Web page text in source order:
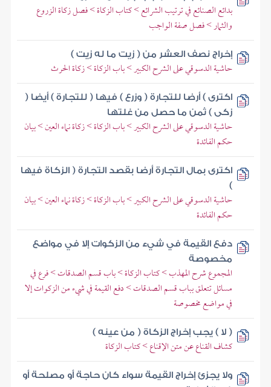
بدائع الصنائع في ترتيب الشرائع > كتاب الزكاة > فصل زكاة الزروع
والثمار > فصل صفة الواجب
إخراج نصف العشر من ( زيت ما له زيت )
حاشية الدسوقي على الشرح الكبير > باب الزكاة > زكاة الحرث
اكترى ) أرضا للتجارة ( وزرع ) فيها ( للتجارة ) أيضا (
زكى ) ثمن ما حصل من غلتها
حاشية الدسوقي على الشرح الكبير > باب الزكاة > زكاة نماء العين > بيان
حكم الفائدة
اكترى بمال التجارة أرضا بقصد التجارة ( الزكاة فيها
)
حاشية الدسوقي على الشرح الكبير > باب الزكاة > زكاة نماء العين > بيان
حكم الفائدة
دفع القيمة في شيء من الزكوات إلا في مواضع
مخصوصة
المجموع شرح المهذب > كتاب الزكاة > باب قسم الصدقات > فرع في
مسائل تتعلق بباب قسم الصدقات > دفع القيمة في شيء من الزكوات إلا
في مواضع مخصوصة
( لا ) يجب إخراج الزكاة ( من عينه )
كشاف القناع عن متن الإقناع > كتاب الزكاة
ولا يجزئ إخراج القيمة سواء كان حاجة أو مصلحة أو